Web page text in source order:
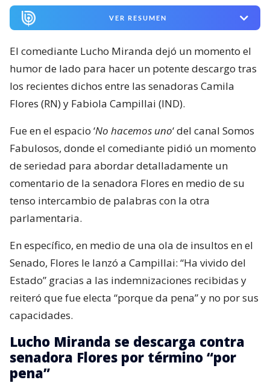
VER RESUMEN
El comediante Lucho Miranda dejó un momento el
humor de lado para hacer un potente descargo tras
los recientes dichos entre las senadoras Camila
Flores (RN) y Fabiola Campillai (IND).
Fue en el espacio ‘No hacemos uno‘ del canal Somos
Fabulosos, donde el comediante pidió un momento
de seriedad para abordar detalladamente un
comentario de la senadora Flores en medio de su
tenso intercambio de palabras con la otra
parlamentaria.
En específico, en medio de una ola de insultos en el
Senado, Flores le lanzó a Campillai: “Ha vivido del
Estado” gracias a las indemnizaciones recibidas y
reiteró que fue electa “porque da pena” y no por sus
capacidades.
Lucho Miranda se descarga contra
senadora Flores por término “por
pena”